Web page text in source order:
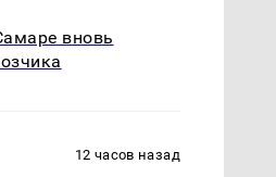
вновь
12 часов назад